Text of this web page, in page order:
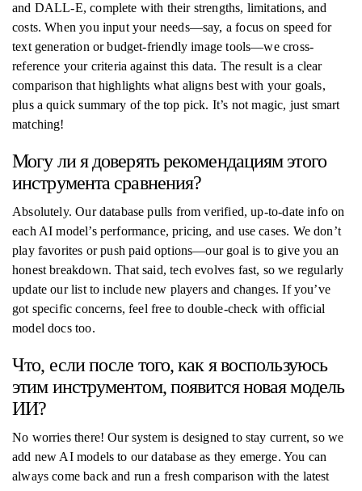
and DALL-E, complete with their strengths, limitations, and
costs. When you input your needs—say, a focus on speed for
text generation or budget-friendly image tools—we cross-
reference your criteria against this data. The result is a clear
comparison that highlights what aligns best with your goals,
plus a quick summary of the top pick. It’s not magic, just smart
matching!
Могу ли я доверять рекомендациям этого
инструмента сравнения?
Absolutely. Our database pulls from verified, up-to-date info on
each AI model’s performance, pricing, and use cases. We don’t
play favorites or push paid options—our goal is to give you an
honest breakdown. That said, tech evolves fast, so we regularly
update our list to include new players and changes. If you’ve
got specific concerns, feel free to double-check with official
model docs too.
Что, если после того, как я воспользуюсь
этим инструментом, появится новая модель
ИИ?
No worries there! Our system is designed to stay current, so we
add new AI models to our database as they emerge. You can
always come back and run a fresh comparison with the latest